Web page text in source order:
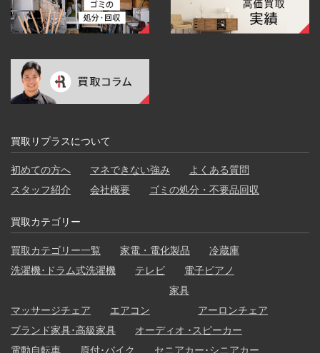
買取リプラスについて
初めての方へ マネできない強み
よくある質問
スタッフ紹介
会社概要 ゴミの処分・不要品回収
買取カテゴリー
買取カテゴリー一覧 家電・電化製品
冷蔵庫
洗濯機･ドラム式洗濯機
テレビ 電子ピアノ
マッサージチェア エアコン
家具
アーロンチェア
ブランド家具･高級家具
オーディオ ･スピーカー
電動自転車
原付･バイク
セニアカー･シニアカー